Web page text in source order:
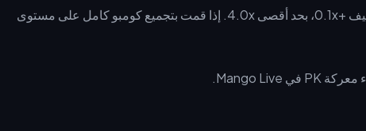
كل هدية متتالية خلال 60 ثانية تضيف +0.1x، بحد أقصى 4.0x. إذا قمت بتجميع كومبو كامل على مستوى